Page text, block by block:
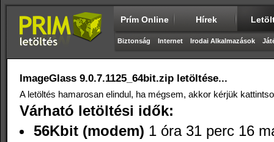
Prím Online Hírek
Biztonság Internet Irodai Alkalmazások
ImageGlass 9.0.7.1125_64bit.zip letöltése...
A letöltés hamarosan elindul, ha mégsem, akkor kérjük
Várható letöltési idők:
56Kbit (modem) 1 óra 31 perc 16